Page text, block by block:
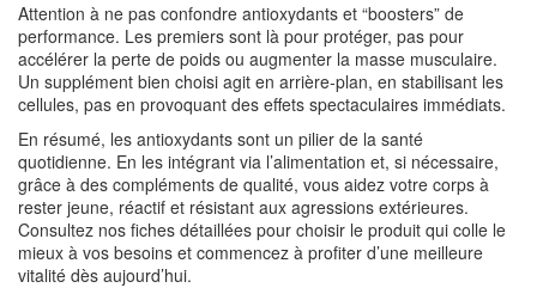
Attention à ne pas confondre antioxydants et “boosters” de
performance. Les premiers sont là pour protéger, pas pour
accélérer la perte de poids ou augmenter la masse musculaire.
Un supplément bien choisi agit en arrière‑plan, en stabilisant les
cellules, pas en provoquant des effets spectaculaires immédiats.
En résumé, les antioxydants sont un pilier de la santé
quotidienne. En les intégrant via l’alimentation et, si nécessaire,
grâce à des compléments de qualité, vous aidez votre corps à
rester jeune, réactif et résistant aux agressions extérieures.
Consultez nos fiches détaillées pour choisir le produit qui colle le
mieux à vos besoins et commencez à profiter d’une meilleure
vitalité dès aujourd’hui.